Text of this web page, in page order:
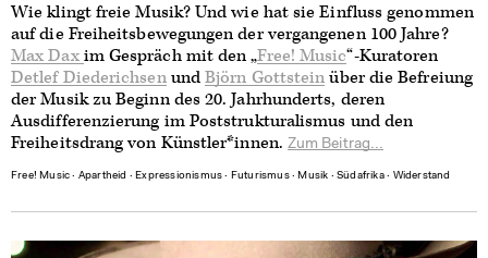
Wie klingt freie Musik? Und wie hat sie Einfluss genommen
auf die Freiheitsbewegungen der vergangenen 100 Jahre?
Max Daxim Gespräch mit den „Free! Music“-Kuratoren
Detlef DiederichsenundBjörn Gottsteinüber die Befreiung
der Musik zu Beginn des 20. Jahrhunderts, deren
Ausdifferenzierung im Poststrukturalismus und den
Freiheitsdrang von Künstler*innen. Zum Beitrag...
Free! Music ∙ Apartheid ∙Expressionismus ∙ Futurismus∙Musik ∙Südafrika∙ Widerstand